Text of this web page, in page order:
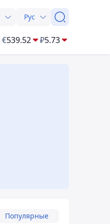
Рус
€539.52 ₽5.73
Популярные